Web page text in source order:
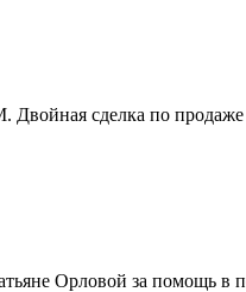
сделка по
Орловой за помощь в